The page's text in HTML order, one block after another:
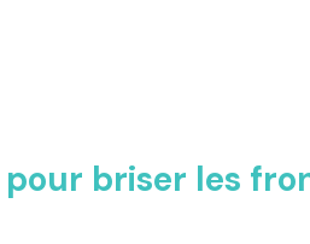
pour briser les